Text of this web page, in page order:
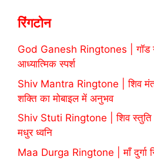
रिंगटोन
God Ganesh Ringtones | गॉड
आध्यात्मिक स्पर्श
Shiv Mantra Ringtone | शिव
शक्ति का मोबाइल में अनुभव
Shiv Stuti Ringtone | शिव स्तुति
मधुर ध्वनि
Maa Durga Ringtone | माँ दुर्गा